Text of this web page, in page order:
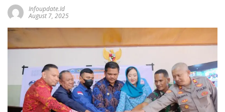
Infoupdate.id
August 7, 2025